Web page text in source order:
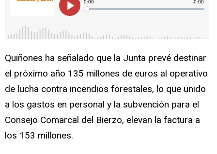
Quiñones ha señalado que la Junta prevé destinar
el próximo año 135 millones de euros al operativo
de lucha contra incendios forestales, lo que unido
a los gastos en personal y la subvención para el
Consejo Comarcal del Bierzo, elevan la factura a
los 153 millones.